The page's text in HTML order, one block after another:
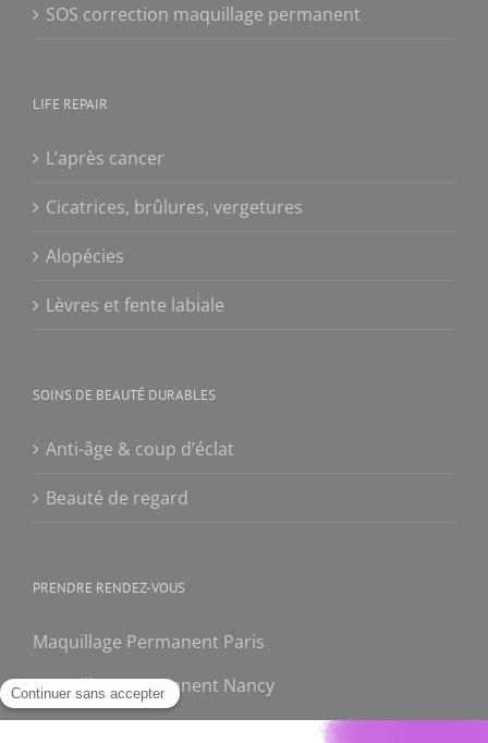
SOS correction maquillage permanent
LIFE REPAIR
L’après cancer
Cicatrices, brûlures, vergetures
Alopécies
Lèvres et fente labiale
SOINS DE BEAUTÉ DURABLES
Anti-âge & coup d’éclat
Beauté de regard
PRENDRE RENDEZ-VOUS
Maquillage Permanent Paris
Maquillage Permanent Nancy